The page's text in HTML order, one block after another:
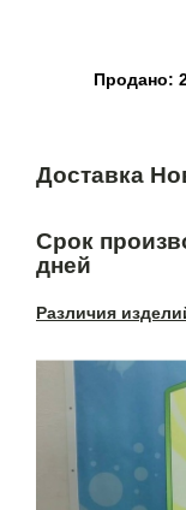
Продано:
Доставка
Срок
дней
Различия